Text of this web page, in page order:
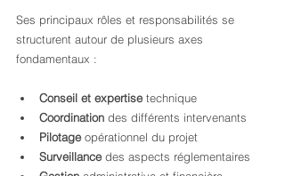
Ses principaux rôles et responsabilités se
structurent autour de plusieurs axes
fondamentaux :
Conseil et expertise technique
Coordination des différents intervenants
Pilotage opérationnel du projet
Surveillance des aspects réglementaires